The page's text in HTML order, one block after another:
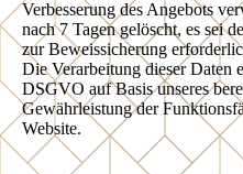
Verbesserung des Angebots
nach 7 Tagen gelöscht, es sei
zur Beweissicherung
Die Verarbeitung dieser
DSGVO auf Basis unseres
Gewährleistung der
Website.